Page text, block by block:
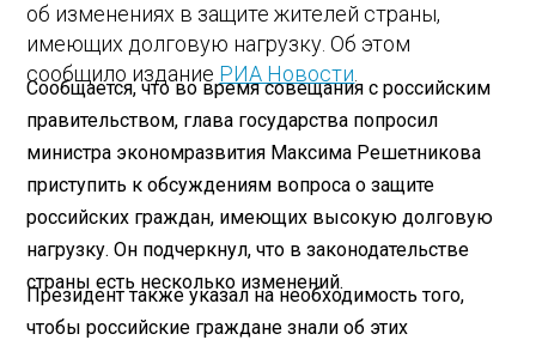
об изменениях в защите жителей страны,
имеющих долговую нагрузку. Об этом
сообщило издание РИА Новости
Сообщается, что во время совещания с российским
правительством, глава государства попросил
министра экономразвития Максима Решетникова
приступить к обсуждениям вопроса о защите
российских граждан, имеющих высокую долговую
нагрузку. Он подчеркнул, что в законодательстве
страны есть несколько изменений.
Президент также указал на необходимость того,
чтобы российские граждане знали об этих